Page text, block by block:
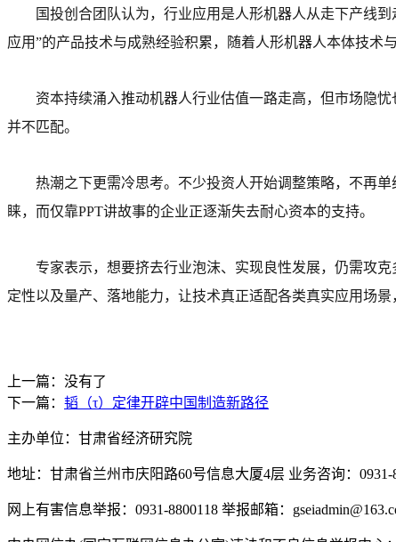
国投创合团队认为，行业应用是人形机器人从走下产线
应用”的产品技术与成熟经验积累，随着人形机器人本体技术
资本持续涌入推动机器人行业估值一路走高，但市场隐
并不匹配。
热潮之下更需冷思考。不少投资人开始调整策略，不再
睐，而仅靠PPT讲故事的企业正逐渐失去耐心资本的支持。
专家表示，想要挤去行业泡沫、实现良性发展，仍需攻
定性以及量产、落地能力，让技术真正适配各类真实应用场景
上一篇：没有了
下一篇： 韬（τ）定律开辟中国制造新路径
主办单位：甘肃省经济研究院
地址：甘肃省兰州市庆阳路60号信息大厦4层 业务咨询：0931-
网上有害信息举报：0931-8800118 举报邮箱：